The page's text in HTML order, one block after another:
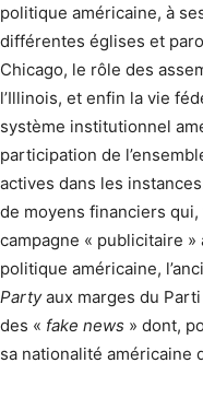
politique américaine, à
différentes églises et
Chicago, le rôle des
l’Illinois, et enfin la vie
système institutionnel
participation de
actives dans les
de moyens financiers
campagne « publicitaire
politique américaine,
Partyaux marges du
des « fake news » dont,
sa nationalité américaine